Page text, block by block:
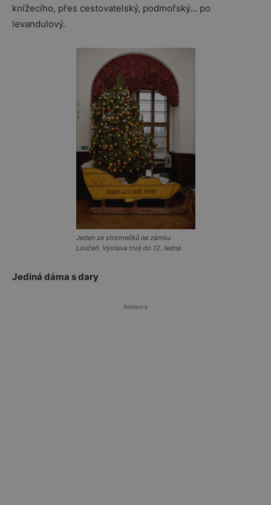
knížecího, přes cestovatelský, podmořský… po
levandulový.
Jeden ze stromečků na zámku
Loučeň. Výstava trvá do 12. ledna
Jediná dáma s dary
Reklama